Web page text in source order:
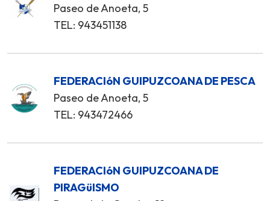
Paseo de Anoeta, 5
TEL: 943451138
FEDERACIóN GUIPUZCOANA DE PESCA
Paseo de Anoeta, 5
TEL: 943472466
FEDERACIóN GUIPUZCOANA DE
PIRAGüISMO